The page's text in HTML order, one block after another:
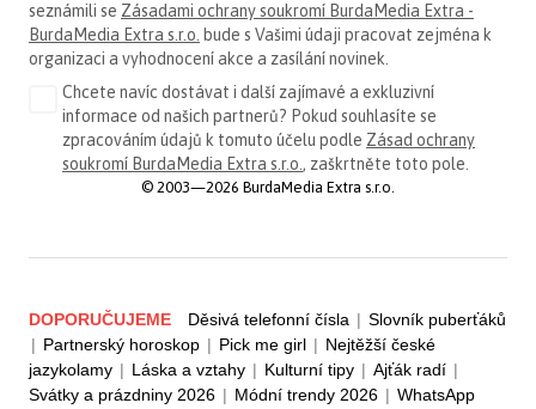
seznámili se Zásadami ochrany soukromí BurdaMedia Extra -
BurdaMedia Extra s.r.o. bude s Vašimi údaji pracovat zejména k
organizaci a vyhodnocení akce a zasílání novinek.
Chcete navíc dostávat i další zajímavé a exkluzivní
informace od našich partnerů? Pokud souhlasíte se
zpracováním údajů k tomuto účelu podle Zásad ochrany
soukromí BurdaMedia Extra s.r.o., zaškrtněte toto pole.
© 2003—2026 BurdaMedia Extra s.r.o.
DOPORUČUJEME Děsivá telefonní čísla | Slovník puberťáků
| Partnerský horoskop | Pick me girl | Nejtěžší české
jazykolamy | Láska a vztahy | Kulturní tipy | Ajťák radí |
Svátky a prázdniny 2026 | Módní trendy 2026 | WhatsApp